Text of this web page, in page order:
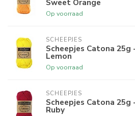
Sweet Orange
Op voorraad
SCHEEPJES
Scheepjes Catona 25g
Lemon
Op voorraad
SCHEEPJES
Scheepjes Catona 25g
Ruby